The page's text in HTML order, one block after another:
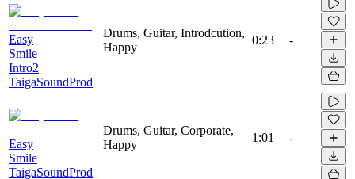
Easy
Smile
Intro2
TaigaSoundProd
Drums, Guitar, Introdcution,
Happy
0:23 -
Easy
Smile
TaigaSoundProd
Drums, Guitar, Corporate,
Happy
1:01 -